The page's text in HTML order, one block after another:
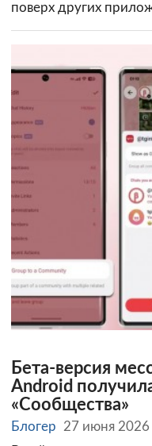
поверх других
Бета-версия
Android
«Сообщества»
Блогер 27 июня 2026